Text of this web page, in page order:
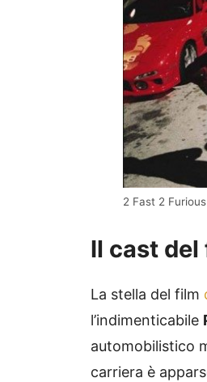
2 Fast 2
Il cast
La stella del film
l’indimenticabile
automobilistico
carriera è